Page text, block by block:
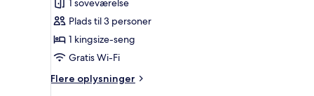
suite
-
1
kingsize-
seng
1 soveværelse
Plads til 3 personer
1 kingsize-seng
Gratis Wi-Fi
Flere oplysninger
Flere